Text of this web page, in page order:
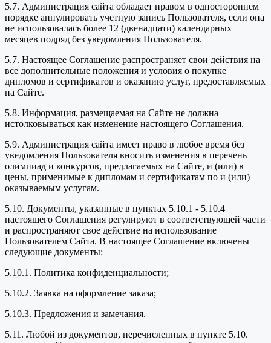
5.7. Администрация сайта обладает правом в одностороннем
порядке аннулировать учетную запись Пользователя, если она
не использовалась более 12 (двенадцати) календарных
месяцев подряд без уведомления Пользователя.
5.7. Настоящее Соглашение распространяет свои действия на
все дополнительные положения и условия о покупке
дипломов и сертификатов и оказанию услуг, предоставляемых
на Сайте.
5.8. Информация, размещаемая на Сайте не должна
истолковываться как изменение настоящего Соглашения.
5.9. Администрация сайта имеет право в любое время без
уведомления Пользователя вносить изменения в перечень
олимпиад и конкурсов, предлагаемых на Сайте, и (или) в
цены, применимые к дипломам и сертификатам по и (или)
оказываемым услугам.
5.10. Документы, указанные в пунктах 5.10.1 - 5.10.4
настоящего Соглашения регулируют в соответствующей части
и распространяют свое действие на использование
Пользователем Сайта. В настоящее Соглашение включены
следующие документы:
5.10.1. Политика конфиденциальности;
5.10.2. Заявка на оформление заказа;
5.10.3. Предложения и замечания.
5.11. Любой из документов, перечисленных в пункте 5.10.